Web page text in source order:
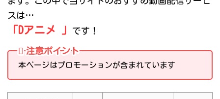
スは…
「Dアニメ 」 です！
注意ポイント
本ページはプロモーションが含まれています